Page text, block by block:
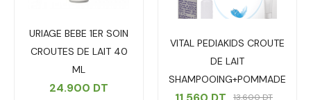
URIAGE BEBE 1ER SOIN
CROUTES DE LAIT 40
ML
24.900 DT
VITAL PEDIAKIDS CROUTE
DE LAIT
SHAMPOOING+POMMADE
13.600DT